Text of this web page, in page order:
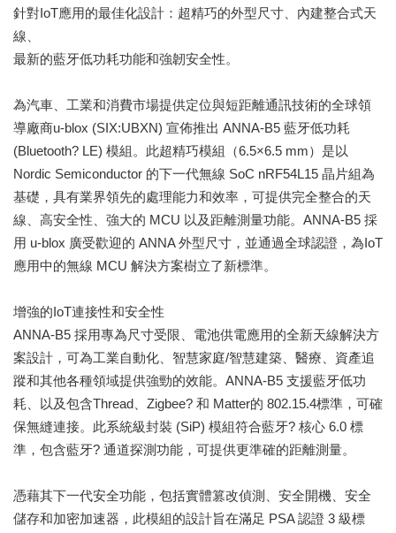
針對IoT應用的最佳化設計：超精巧的外型尺寸、內建整合式天
線、
最新的藍牙低功耗功能和強韌安全性。
為汽車、工業和消費市場提供定位與短距離通訊技術的全球領
導廠商u-blox (SIX:UBXN) 宣佈推出 ANNA-B5 藍牙低功耗
(Bluetooth? LE) 模組。此超精巧模組（6.5×6.5 mm）是以
Nordic Semiconductor 的下一代無線 SoC nRF54L15 晶片組為
基礎，具有業界領先的處理能力和效率，可提供完全整合的天
線、高安全性、強大的 MCU 以及距離測量功能。ANNA-B5 採
用 u-blox 廣受歡迎的 ANNA 外型尺寸，並通過全球認證，為IoT
應用中的無線 MCU 解決方案樹立了新標準。
增強的IoT連接性和安全性
ANNA-B5 採用專為尺寸受限、電池供電應用的全新天線解決方
案設計，可為工業自動化、智慧家庭/智慧建築、醫療、資產追
蹤和其他各種領域提供強勁的效能。ANNA-B5 支援藍牙低功
耗、以及包含Thread、Zigbee? 和 Matter的 802.15.4標準，可確
保無縫連接。此系統級封裝 (SiP) 模組符合藍牙? 核心 6.0 標
準，包含藍牙? 通道探測功能，可提供更準確的距離測量。
憑藉其下一代安全功能，包括實體篡改偵測、安全開機、安全
儲存和加密加速器，此模組的設計旨在滿足 PSA 認證 3 級標